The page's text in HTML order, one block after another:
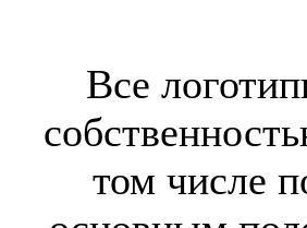
Все
том числе